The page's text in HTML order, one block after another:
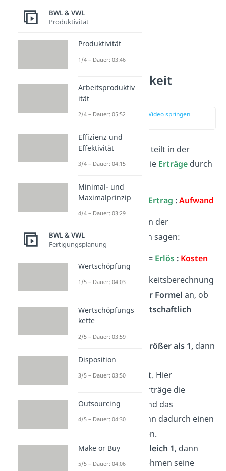
Wirtschaftlichkeit
Formel
zur Stelle im Video springen
Die Wirtschaftlichkeit teilt in der
Finanzbuchhaltung
die Erträge durch
Wirtschaftlichkeit = Ertrag :Aufwand
Alternativ kannst du in der
Kostenrechnung
auch sagen:
Wirtschaftlichkeit = Erlös: Kosten
Bei der Wirtschaftlichkeitsberechnung
zeigt das
Ergebnis der Formel an, ob
ein Unternehmen
wirtschaftlich
handelt oder nicht
größer als 1, dann
spricht man von
Wirtschaftlichkeit. Hier
überwiegen die Erträge die
Aufwendungen und das
Unternehmen kann dadurch einen
Gewinn generieren.
Ist das Ergebnis
gleich 1, dann
kann das Unternehmen seine
BWL & VWL
Produktivität
Produktivität
1/4 – Dauer: 03:46
Arbeitsproduktiv
ität
2/4 – Dauer: 05:52
Effizienz und
Effektivität
3/4 – Dauer: 04:15
Minimal- und
Maximalprinzip
4/4 – Dauer: 03:29
BWL & VWL
Fertigungsplanung
Wertschöpfung
1/5 – Dauer: 04:03
Wertschöpfungs
kette
2/5 – Dauer: 03:59
Disposition
3/5 – Dauer: 03:50
Outsourcing
4/5 – Dauer: 04:30
Make or Buy
5/5 – Dauer: 04:06